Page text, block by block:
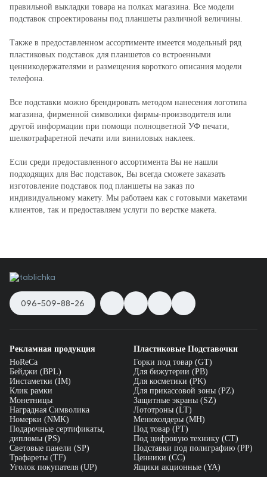
правильной выкладки товара на полках магазина. Все модели
подставок спроектированы под планшеты различной величины.
Также в предоставленном ассортименте имеется модельный ряд
пластиковых подставок для планшетов со встроенными
ценникодержателями и размещения короткого описания модели
телефона.
Все подставки можно брендировать методом нанесения логотипа
магазина, фирменной символики фирмы-производителя или
другой информации при помощи полноцветной УФ печати,
шелкотрафаретной печати или виниловых наклеек.
Если среди предоставленного ассортимента Вы не нашли
подходящих для Вас подставок, Вы всегда сможете заказать
изготовление подставок под планшеты на заказ по
индивидуальному макету. Мы работаем как с готовыми макетами
клиентов, так и предоставляем услуги по верстке макета.
096-509-88-26
Рекламная продукция
HoReCa
Бейджи (BPL)
Инстаметки (IM)
Клик рамки
Монетницы
Наградная Символика
Номерки (NMK)
Подарочные сертификаты,
дипломы (PS)
Световые панели (SP)
Трафареты (TF)
Уголок покупателя (UP)
Пластиковые Подставочки
Горки под товар (GT)
Для бижутерии (PB)
Для косметики (PK)
Для прикассовой зоны (PZ)
Защитные экраны (SZ)
Лототроны (LT)
Менюхолдеры (MH)
Под товар (PT)
Под цифровую технику (CT)
Подставки под полиграфию (PP)
Ценники (СС)
Ящики акционные (YA)